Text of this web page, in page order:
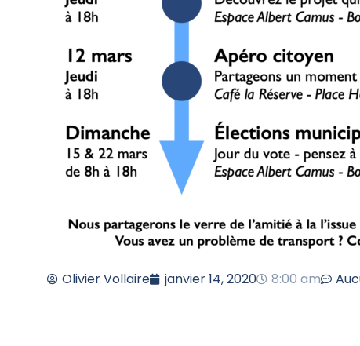
Olivier Vollaire janvier 14, 2020 8:00 am